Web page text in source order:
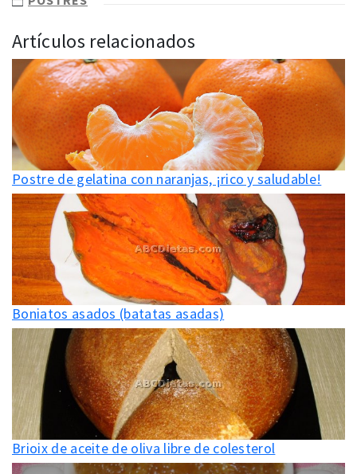
Artículos relacionados
Postre de gelatina con naranjas, ¡rico y saludable!
Boniatos asados (batatas asadas)
Brioix de aceite de oliva libre de colesterol